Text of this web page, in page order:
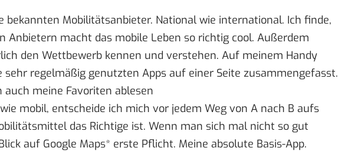
bekannten Mobilitätsanbieter. National wie international. Ich finde,
Anbietern macht das mobile Leben so richtig cool. Außerdem
den Wettbewerb kennen und verstehen. Auf meinem Handy
sehr regelmäßig genutzten Apps auf einer Seite zusammengefasst.
auch meine Favoriten ablesen
mobil, entscheide ich mich vor jedem Weg von A nach B aufs
das Richtige ist. Wenn man sich mal nicht so gut
auf Google Maps* erste Pflicht. Meine absolute Basis-App.